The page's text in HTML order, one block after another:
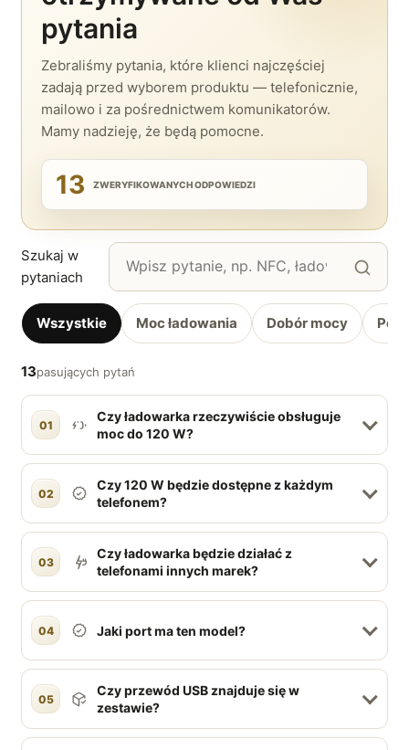
pytania
Zebraliśmy pytania, które klienci najczęściej
zadają przed wyborem produktu — telefonicznie,
mailowo i za pośrednictwem komunikatorów.
Mamy nadzieję, że będą pomocne.
13 ZWERYFIKOWANYCH ODPOWIEDZI
Szukaj w
pytaniach
Wszystkie Moc ładowania Dobór mocy
13pasujących pytań
01
Czy ładowarka rzeczywiście obsługuje
moc do 120 W?
02
Czy 120 W będzie dostępne z każdym
telefonem?
03
Czy ładowarka będzie działać z
telefonami innych marek?
04 Jaki port ma ten model?
05
Czy przewód USB znajduje się w
zestawie?